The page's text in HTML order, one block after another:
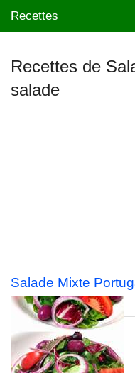
Recettes
Mes blogs préférés
Recettes de
salade
Salade Mixte